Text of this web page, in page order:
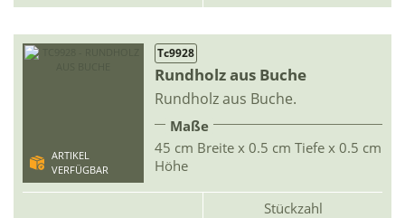
ARTIKEL
VERFÜGBAR
Tc9928
Rundholz aus Buche
Rundholz aus Buche.
Maße
45 cm Breite x 0.5 cm Tiefe x 0.5 cm
Höhe
Stückzahl